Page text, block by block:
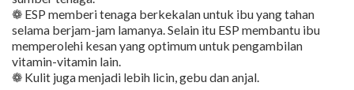
❁ ESP memberi tenaga berkekalan untuk ibu yang tahan
selama berjam-jam lamanya. Selain itu ESP membantu ibu
memperolehi kesan yang optimum untuk pengambilan
vitamin-vitamin lain.
❁ Kulit juga menjadi lebih licin, gebu dan anjal.